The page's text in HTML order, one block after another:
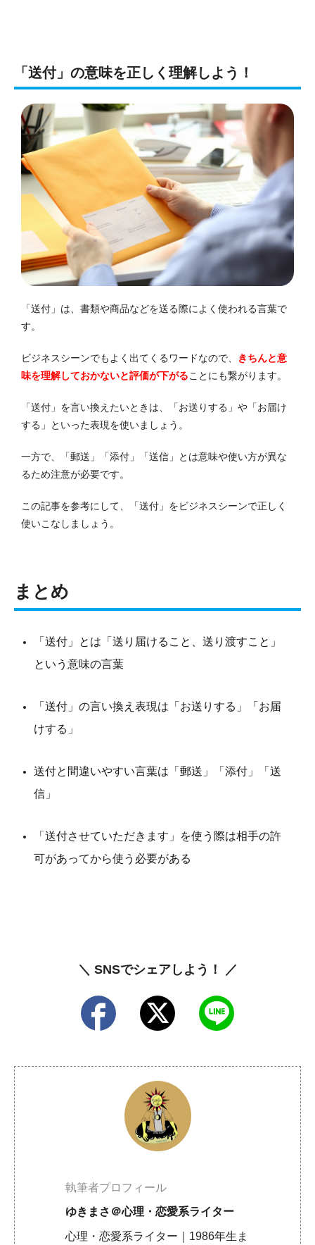
「送付」の意味を正しく理解しよう！
「送付」は、書類や商品などを送る際によく使われる言葉で
す。
ビジネスシーンでもよく出てくるワードなので、
きちんと意
味を理解しておかないと評価が下がることにも繋がります。
「送付」を言い換えたいときは、「お送りする」や「お届け
する」といった表現を使いましょう。
一方で、「郵送」「添付」「送信」とは意味や使い方が異な
るため注意が必要です。
この記事を参考にして、「送付」をビジネスシーンで正しく
使いこなしましょう。
まとめ
「送付」とは「送り届けること、送り渡すこと」
という意味の言葉
「送付」の言い換え表現は「お送りする」「お届
けする」
送付と間違いやすい言葉は「郵送」「添付」「送
信」
「送付させていただきます」を使う際は相手の許
可があってから使う必要がある
＼ SNSでシェアしよう！ ／
執筆者プロフィール
ゆきまさ＠心理・恋愛系ライター
心理・恋愛系ライター｜1986年生ま